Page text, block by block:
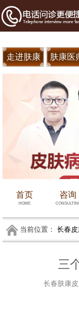
走进肤康 肤康医
首页
HOME
咨询
当前位置： 长春
三
长春肤康